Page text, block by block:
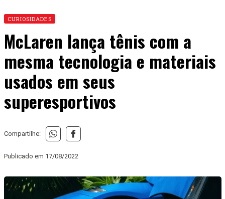
CURIOSIDADES
McLaren lança tênis com a
mesma tecnologia e materiais
usados em seus
superesportivos
Compartilhe:
Publicado em 17/08/2022